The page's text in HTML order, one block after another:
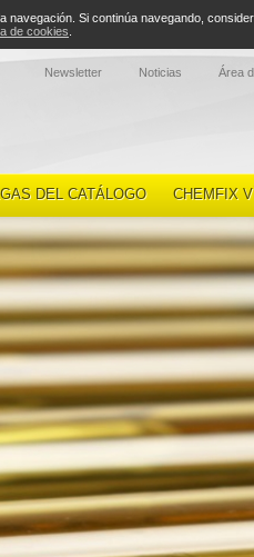
Newsletter Noticias Área
DEL CATÁLOGO CHEMFIX
Si continúa navegando,
de cookies